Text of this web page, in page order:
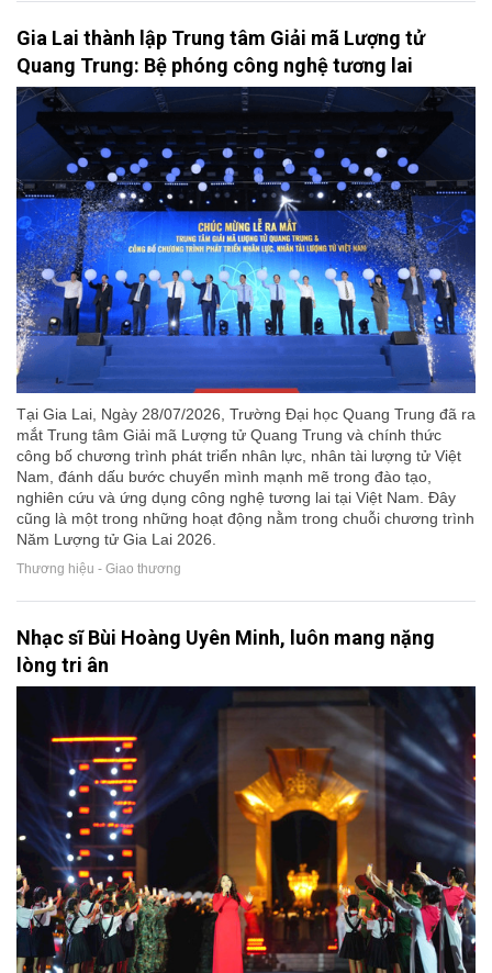
Gia Lai thành lập Trung tâm Giải mã Lượng tử
Quang Trung: Bệ phóng công nghệ tương lai
Tại Gia Lai, Ngày 28/07/2026, Trường Đại học Quang Trung đã ra
mắt Trung tâm Giải mã Lượng tử Quang Trung và chính thức
công bố chương trình phát triển nhân lực, nhân tài lượng tử Việt
Nam, đánh dấu bước chuyển mình mạnh mẽ trong đào tạo,
nghiên cứu và ứng dụng công nghệ tương lai tại Việt Nam. Đây
cũng là một trong những hoạt động nằm trong chuỗi chương trình
Năm Lượng tử Gia Lai 2026.
Thương hiệu - Giao thương
Nhạc sĩ Bùi Hoàng Uyên Minh, luôn mang nặng
lòng tri ân